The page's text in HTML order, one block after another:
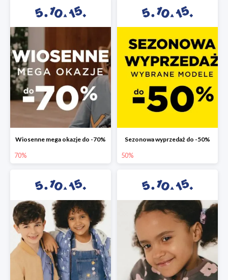
Wiosenne mega okazje do -70%
70%
Sezonowa wyprzedaż do -50%
50%